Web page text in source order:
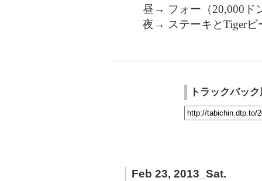
昼→ フォー（20,000ド
夜→ ステーキとTigerビ
トラックバッ
Feb 23, 2013_Sat.